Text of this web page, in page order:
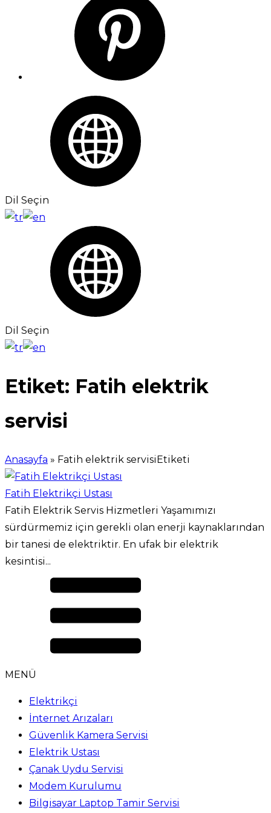
Dil Seçin
Dil Seçin
Etiket: Fatih elektrik
servisi
Anasayfa » Fatih elektrik servisiEtiketi
Fatih Elektrikçi Ustası
Fatih Elektrik Servis Hizmetleri Yaşamımızı
sürdürmemiz için gerekli olan enerji kaynaklarından
bir tanesi de elektriktir. En ufak bir elektrik
kesintisi...
MENÜ
Elektrikçi
İnternet Arızaları
Güvenlik Kamera Servisi
Elektrik Ustası
Çanak Uydu Servisi
Modem Kurulumu
Bilgisayar Laptop Tamir Servisi